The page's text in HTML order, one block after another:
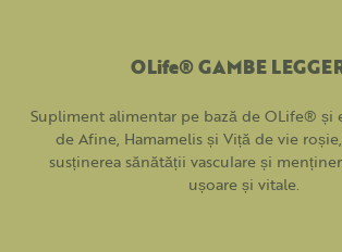
OLife® GAMBE
Supliment alimentar pe bază de OLife® și
de Afine, Hamamelis și Viță de vie
susținerea sănătății vasculare și
ușoare și vitale.